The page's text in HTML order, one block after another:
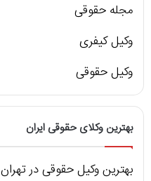
مجله حقوقی
وکیل کیفری
وکیل حقوقی
بهترین وکلای حقوقی ایران
بهترین وکیل حقوقی در تهران